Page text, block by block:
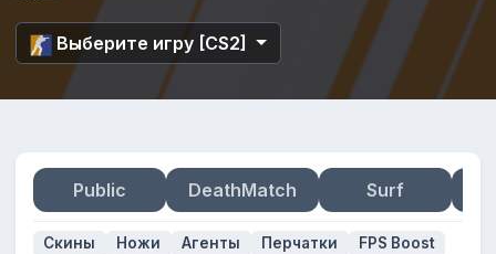
Выберите игру [CS2]
Public DeathMatch Surf
Скины Ножи Агенты Перчатки
FPS Boost